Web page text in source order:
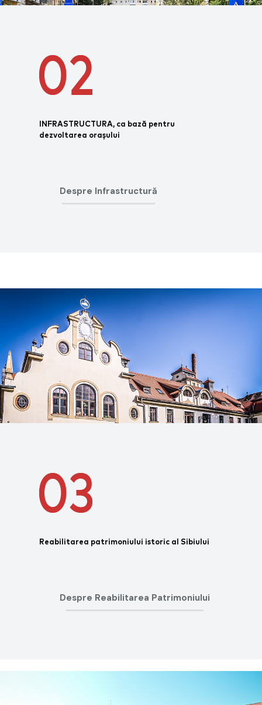
INFRASTRUCTURA, ca bază pentru
dezvoltarea orașului
Despre Infrastructură
Reabilitarea patrimoniului istoric al Sibiului
Despre Reabilitarea Patrimoniului